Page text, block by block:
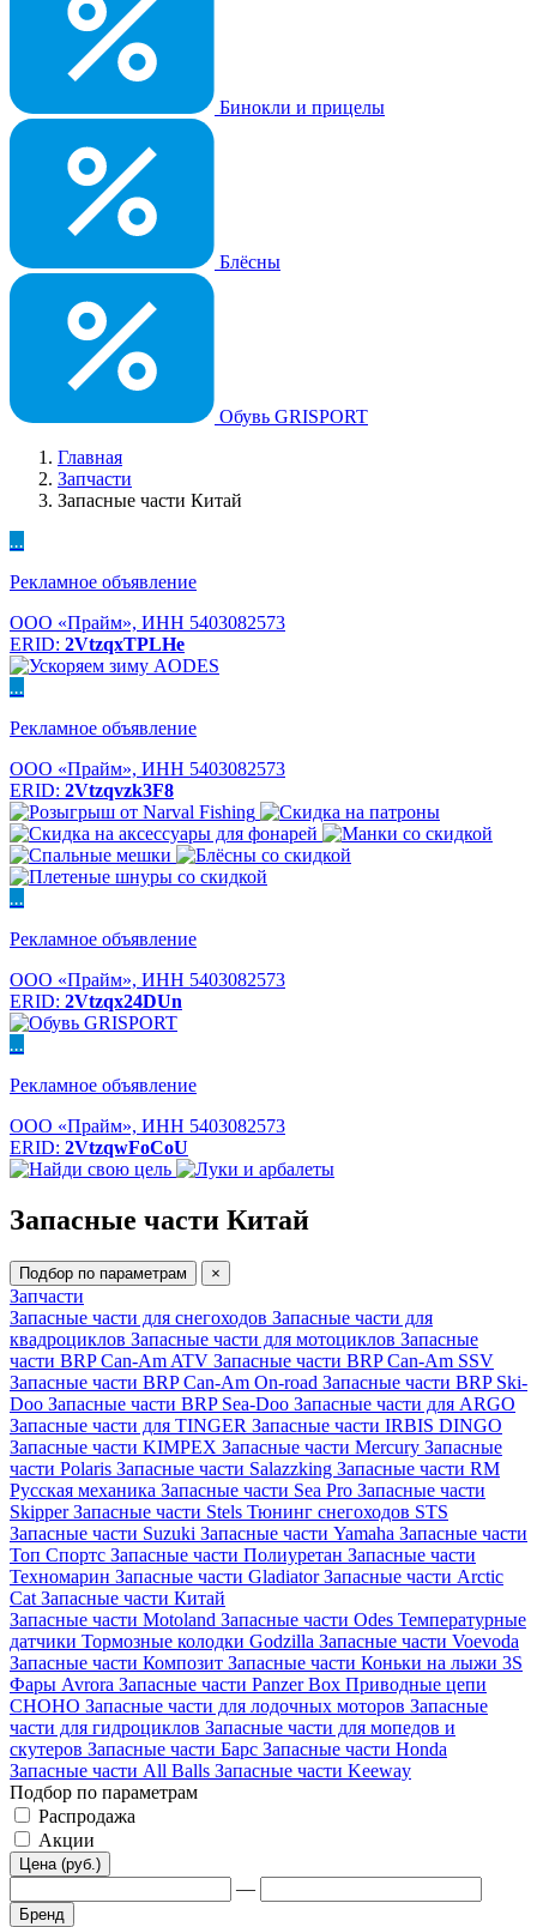
Бинокли и прицелы
Блёсны
Обувь GRISPORT
Главная
Запчасти
Запасные части Китай
...
Рекламное объявление
ООО «Прайм», ИНН 5403082573
ERID: 2VtzqxTPLHe
...
Рекламное объявление
ООО «Прайм», ИНН 5403082573
ERID: 2Vtzqvzk3F8
...
Рекламное объявление
ООО «Прайм», ИНН 5403082573
ERID: 2Vtzqx24DUn
...
Рекламное объявление
ООО «Прайм», ИНН 5403082573
ERID: 2VtzqwFoCoU
Запасные части Китай
Подбор по параметрам ×
Запчасти
Запасные части для снегоходов Запасные части для
квадроциклов Запасные части для мотоциклов Запасные
части BRP Can-Am ATV Запасные части BRP Can-Am SSV
Запасные части BRP Can-Am On-road Запасные части BRP Ski-
Doo Запасные части BRP Sea-Doo Запасные части для ARGO
Запасные части для TINGER Запасные части IRBIS DINGO
Запасные части KIMPEX Запасные части Mercury Запасные
части Polaris Запасные части Salazzking Запасные части RM
Русская механика Запасные части Sea Pro Запасные части
SkipperЗапасные части Stels Тюнинг снегоходов STS
Запасные части Suzuki Запасные части Yamaha Запасные части
Топ Спортс Запасные части Полиуретан Запасные части
Техномарин Запасные части GladiatorЗапасные части Arctic
Cat Запасные части Китай
Запасные части Motoland Запасные части Odes Температурные
датчики Тормозные колодки Godzilla Запасные части Voevoda
Запасные части Композит Запасные части Коньки на лыжи 3S
Фары Avrora Запасные части Panzer Box Приводные цепи
CHOHO Запасные части для лодочных моторов Запасные
части для гидроциклов Запасные части для мопедов и
скутеров Запасные части Барс Запасные части Honda
Запасные части All Balls Запасные части Keeway
Подбор по параметрам
Распродажа
Акции
Цена (руб.)
—
Бренд